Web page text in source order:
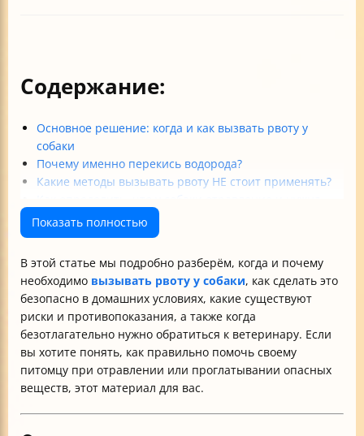
Содержание:
Основное решение: когда и как вызвать рвоту у
собаки
Почему именно перекись водорода?
Какие методы вызывать рвоту НЕ стоит применять?
помощь?
Когда нельзя вызывать рвоту самостоятельно?
Дополнительные советы и особенности
Итог: пошаговая инструкция для владельца
Заключение
Показать полностью
В этой статье мы подробно разберём, когда и почему
необходимо вызывать рвоту у собаки, как сделать это
безопасно в домашних условиях, какие существуют
риски и противопоказания, а также когда
безотлагательно нужно обратиться к ветеринару. Если
вы хотите понять, как правильно помочь своему
питомцу при отравлении или проглатывании опасных
веществ, этот материал для вас.